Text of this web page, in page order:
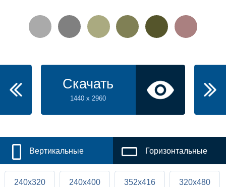
Скачать
1440 x 2960
Вертикальные Горизонтальные
240x320 240x400 352x416 320x480